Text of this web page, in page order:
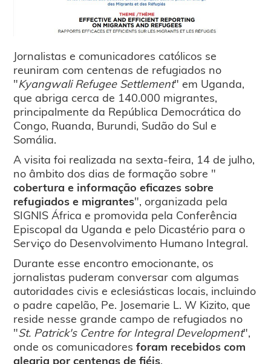
Jornalistas e comunicadores católicos se
reuniram com centenas de refugiados no
"Kyangwali Refugee Settlement" em Uganda,
que abriga cerca de 140.000 migrantes,
principalmente da República Democrática do
Congo, Ruanda, Burundi, Sudão do Sul e
Somália.
A visita foi realizada na sexta-feira, 14 de julho,
no âmbito dos dias de formação sobre "
cobertura e informação eficazes sobre
refugiados e migrantes", organizada pela
SIGNIS África e promovida pela Conferência
Episcopal da Uganda e pelo Dicastério para o
Serviço do Desenvolvimento Humano Integral.
Durante esse encontro emocionante, os
jornalistas puderam conversar com algumas
autoridades civis e eclesiásticas locais, incluindo
o padre capelão, Pe. Josemarie L. W Kizito, que
reside nesse grande campo de refugiados no
"St. Patrick's Centre for Integral Development",
onde os comunicadoresforam recebidos com
alegria por centenas de fiéis.